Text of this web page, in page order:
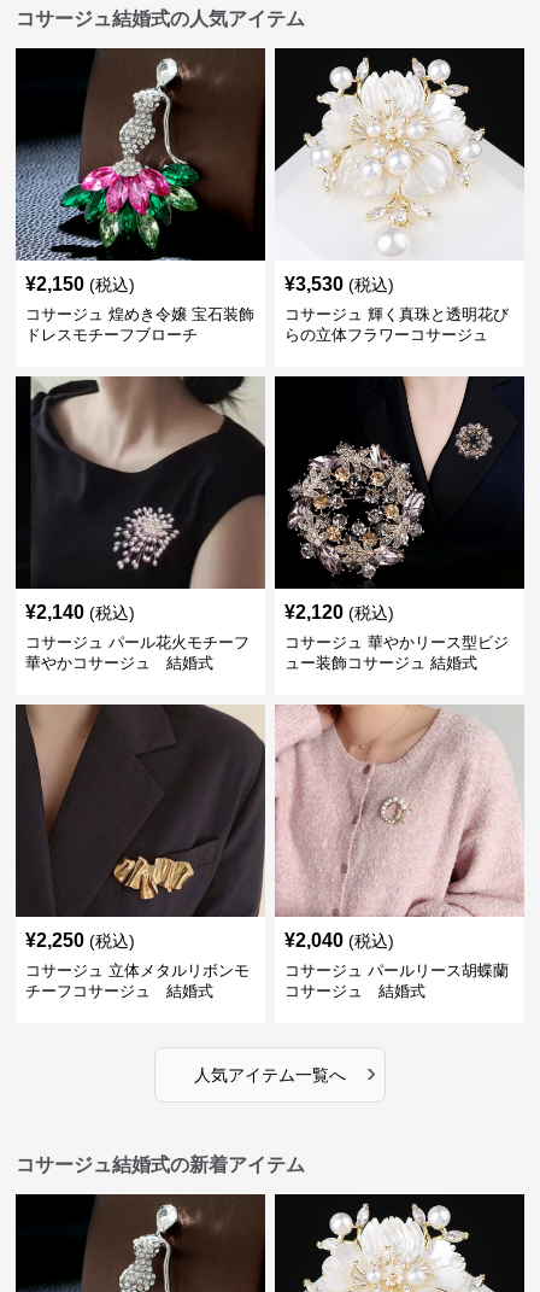
コサージュ結婚式の人気アイテム
¥2,150 (税込)
コサージュ 煌めき令嬢 宝石装飾
ドレスモチーフブローチ
¥3,530 (税込)
コサージュ 輝く真珠と透明花び
らの立体フラワーコサージュ
¥2,140 (税込)
コサージュ パール花火モチーフ
華やかコサージュ 結婚式
¥2,120 (税込)
コサージュ 華やかリース型ビジ
ュー装飾コサージュ 結婚式
¥2,250 (税込)
コサージュ 立体メタルリボンモ
チーフコサージュ 結婚式
¥2,040 (税込)
コサージュ パールリース胡蝶蘭
コサージュ 結婚式
人気アイテム一覧へ ›
コサージュ結婚式の新着アイテム